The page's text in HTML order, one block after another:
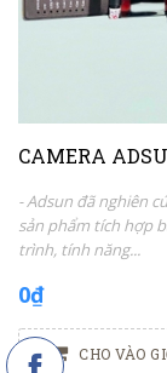
CAMERA
- Adsun đã nghiên
sản phẩm tích hợp
trình, tính năng...
0₫
CHO VÀO